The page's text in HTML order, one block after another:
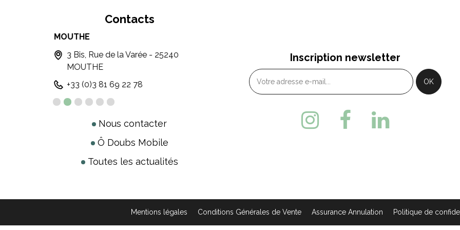
Contacts
MOUTHE
3 Bis, Rue de la Varée - 25240
MOUTHE
+33 (0)3 81 69 22 78
6, Place Xavier Authier - 25370
METABIEF
+ 33 (0)3 81 49 13 81
4 Rue du Val Saugeais
MONTBENOIT
+ 33 (0)3 81 38 10 32
Nous contacter
Ô Doubs Mobile
Toutes les actualités
Inscription newsletter
Mentions légales Conditions Générales de Vente Assurance Annulation Politique de